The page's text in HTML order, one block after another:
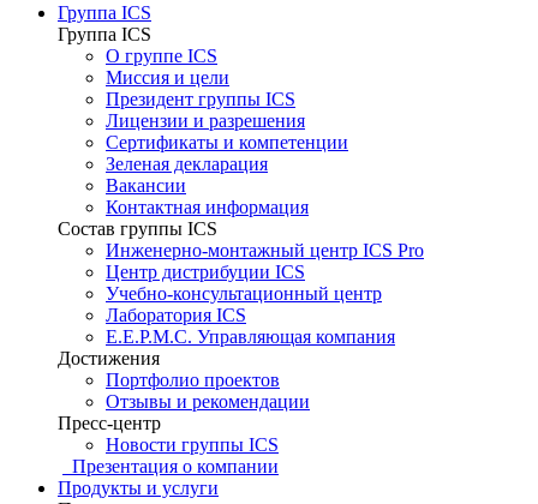
Группа ICS
Группа ICS
О группе ICS
Миссия и цели
Президент группы ICS
Лицензии и разрешения
Сертификаты и компетенции
Зеленая декларация
Вакансии
Контактная информация
Состав группы ICS
Инженерно-монтажный центр ICS Pro
Центр дистрибуции ICS
Учебно-консультационный центр
Лаборатория ICS
E.E.P.M.C. Управляющая компания
Достижения
Портфолио проектов
Отзывы и рекомендации
Пресс-центр
Новости группы ICS
Презентация о компании
Продукты и услуги